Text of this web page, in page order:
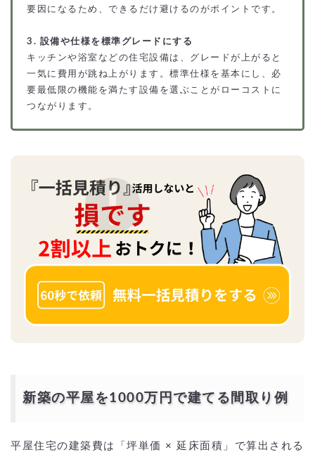
要因になるため、できるだけ避けるのがポイントです。
3. 設備や仕様を標準グレードにする
キッチンや浴室などの住宅設備は、グレードが上がると
一気に費用が跳ね上がります。標準仕様を基本にし、必
要最低限の機能を満たす設備を選ぶことがローコストに
つながります。
新築の平屋を1000万円で建てる間取り例
平屋住宅の建築費は「坪単価 × 延床面積」で算出される